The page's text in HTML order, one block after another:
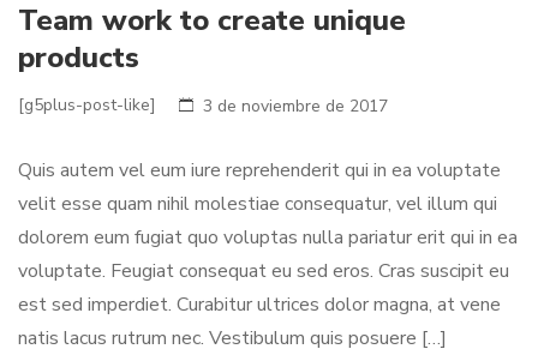
Team work to create unique
products
[g5plus-post-like] 3 de noviembre de 2017
Quis autem vel eum iure reprehenderit qui in ea voluptate
velit esse quam nihil molestiae consequatur, vel illum qui
dolorem eum fugiat quo voluptas nulla pariatur erit qui in ea
voluptate. Feugiat consequat eu sed eros. Cras suscipit eu
est sed imperdiet. Curabitur ultrices dolor magna, at vene
natis lacus rutrum nec. Vestibulum quis posuere […]